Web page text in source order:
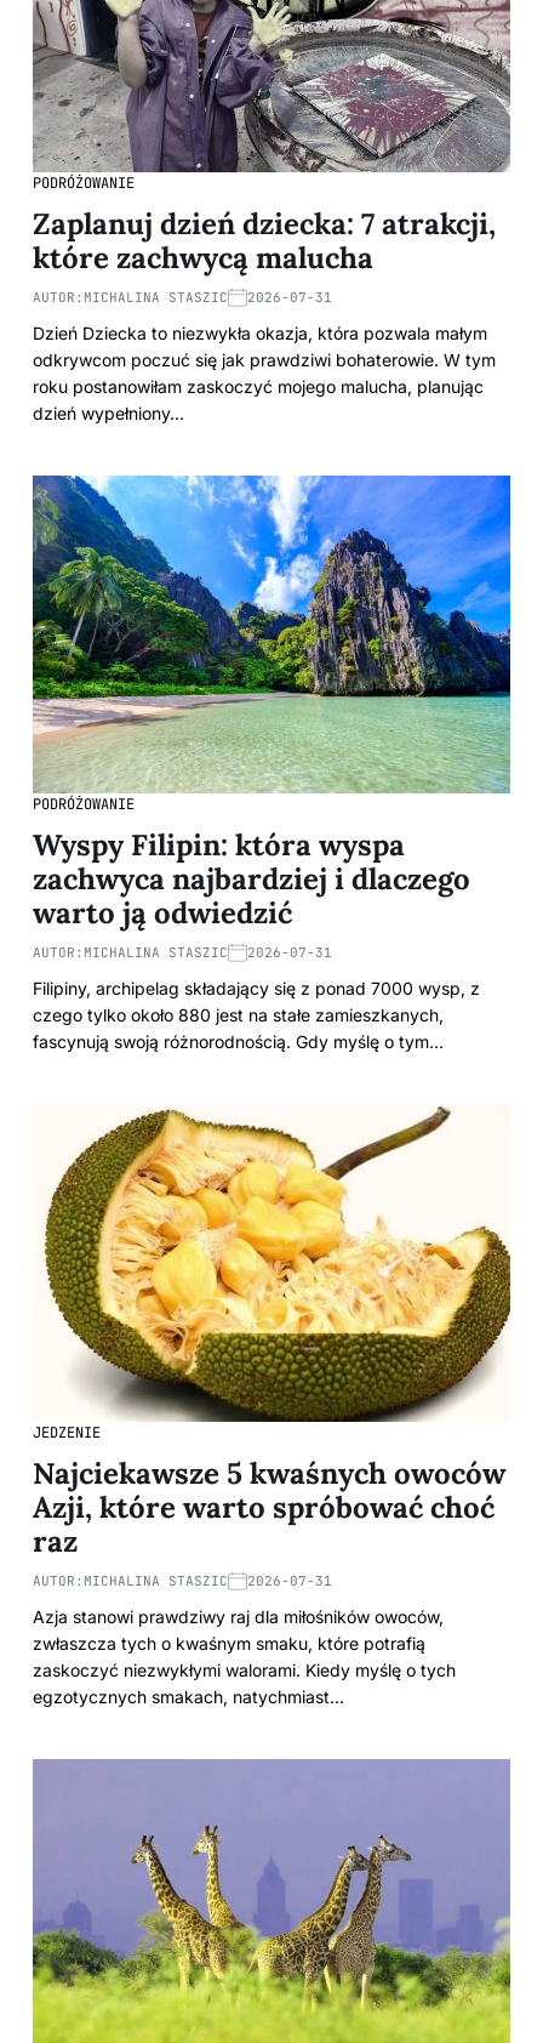
PODRÓŻOWANIE
Zaplanuj dzień dziecka: 7 atrakcji,
które zachwycą malucha
AUTOR: MICHALINA STASZIC 2026-07-31
Dzień Dziecka to niezwykła okazja, która pozwala małym
odkrywcom poczuć się jak prawdziwi bohaterowie. W tym
roku postanowiłam zaskoczyć mojego malucha, planując
dzień wypełniony…
PODRÓŻOWANIE
Wyspy Filipin: która wyspa
zachwyca najbardziej i dlaczego
warto ją odwiedzić
AUTOR: MICHALINA STASZIC 2026-07-31
Filipiny, archipelag składający się z ponad 7000 wysp, z
czego tylko około 880 jest na stałe zamieszkanych,
fascynują swoją różnorodnością. Gdy myślę o tym…
JEDZENIE
Najciekawsze 5 kwaśnych owoców
Azji, które warto spróbować choć
raz
AUTOR: MICHALINA STASZIC 2026-07-31
Azja stanowi prawdziwy raj dla miłośników owoców,
zwłaszcza tych o kwaśnym smaku, które potrafią
zaskoczyć niezwykłymi walorami. Kiedy myślę o tych
egzotycznych smakach, natychmiast…